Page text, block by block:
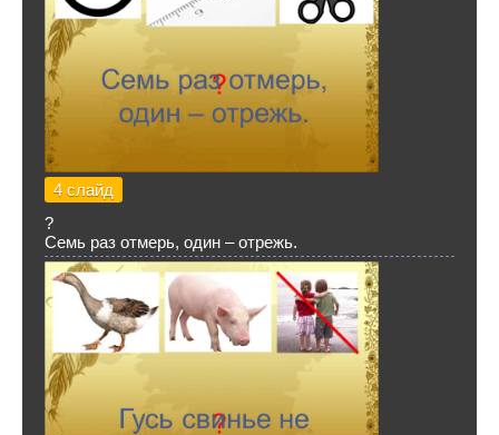
4 слайд
?
Семь раз отмерь, один – отрежь.